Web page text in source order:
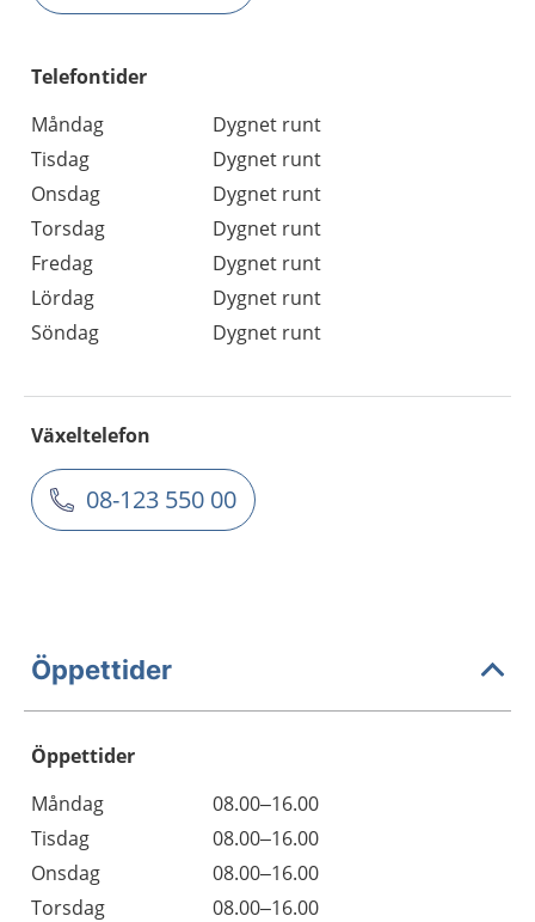
Telefontider
Måndag
Dygnet runt
Tisdag
Dygnet runt
Onsdag
Dygnet runt
Torsdag
Dygnet runt
Fredag
Dygnet runt
Lördag
Dygnet runt
Söndag
Dygnet runt
Växeltelefon
08-123 550 00
Öppettider
Öppettider
Dag
Öppettider
Kommentarer
Måndag
08.00–16.00
Tisdag
08.00–16.00
Onsdag
08.00–16.00
Torsdag
08.00–16.00